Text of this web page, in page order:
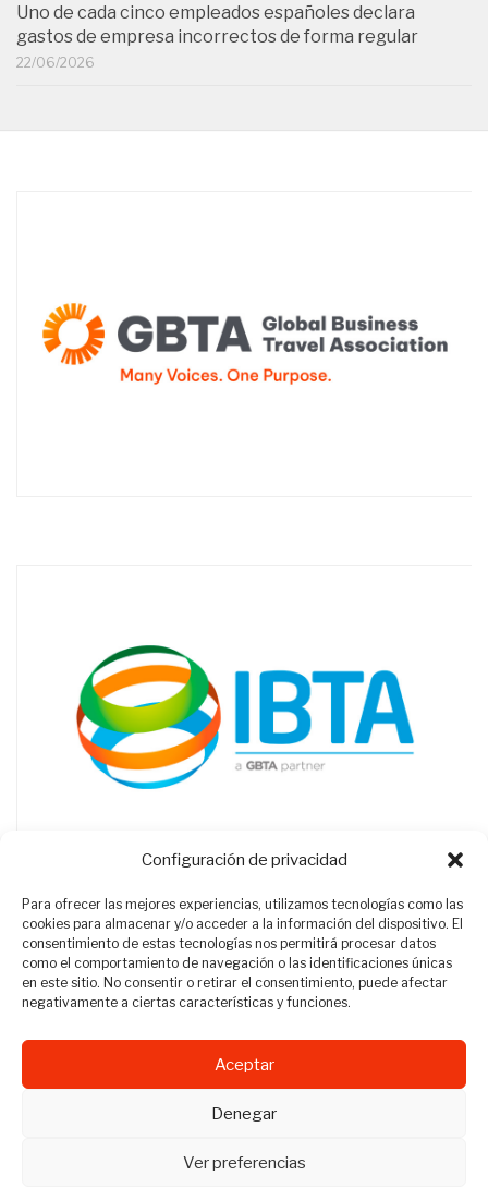
Configuración de privacidad
Para ofrecer las mejores experiencias, utilizamos tecnologías como las
cookies para almacenar y/o acceder a la información del dispositivo. El
consentimiento de estas tecnologías nos permitirá procesar datos
como el comportamiento de navegación o las identificaciones únicas
en este sitio. No consentir o retirar el consentimiento, puede afectar
negativamente a ciertas características y funciones.
Aceptar
Denegar
Ver preferencias
Uno de cada cinco empleados españoles declara
gastos de empresa incorrectos de forma regular
22/06/2026
Revista Travel Manager © 2012 - 2026
Todos los derechos reservados.